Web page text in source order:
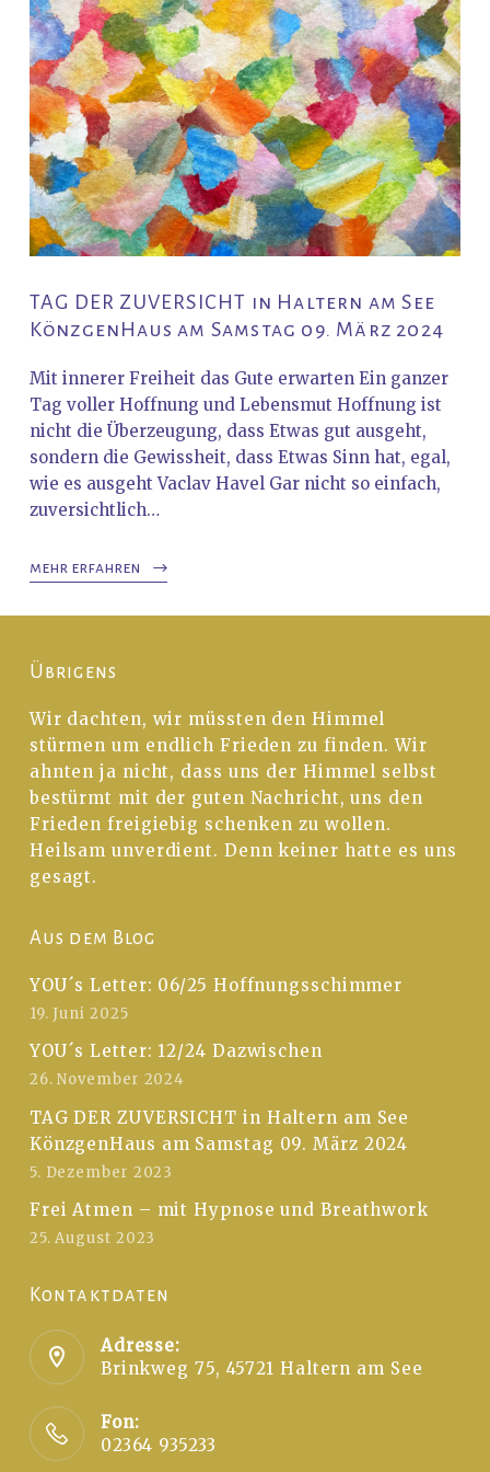
TAG DER ZUVERSICHT in Haltern am See
KönzgenHaus am Samstag 09. März 2024
Mit innerer Freiheit das Gute erwarten Ein ganzer
Tag voller Hoffnung und Lebensmut Hoffnung ist
nicht die Überzeugung, dass Etwas gut ausgeht,
sondern die Gewissheit, dass Etwas Sinn hat, egal,
wie es ausgeht Vaclav Havel Gar nicht so einfach,
zuversichtlich…
mehr erfahren
Übrigens
Wir dachten, wir müssten den Himmel
stürmen um endlich Frieden zu finden. Wir
ahnten ja nicht, dass uns der Himmel selbst
bestürmt mit der guten Nachricht, uns den
Frieden freigiebig schenken zu wollen.
Heilsam unverdient. Denn keiner hatte es uns
gesagt.
Aus dem Blog
YOU´s Letter: 06/25 Hoffnungsschimmer
19. Juni 2025
YOU´s Letter: 12/24 Dazwischen
26. November 2024
TAG DER ZUVERSICHT in Haltern am See
KönzgenHaus am Samstag 09. März 2024
5. Dezember 2023
Frei Atmen – mit Hypnose und Breathwork
25. August 2023
Kontaktdaten
Adresse:
Brinkweg 75, 45721 Haltern am See
Fon:
02364 935233